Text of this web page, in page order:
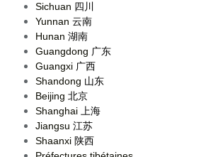
Sichuan 四川
Yunnan 云南
Hunan 湖南
Guangdong 广东
Guangxi 广西
Shandong 山东
Beijing 北京
Shanghai 上海
Jiangsu 江苏
Shaanxi 陕西